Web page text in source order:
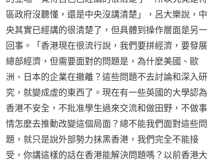
區政府沒聽懂，還是中央沒講清楚」，呂大樂說，中
央其實已經講的很清楚了，但具體到操作層面是另一
回事。「香港現在很流行說，我們要拼經濟，要發展
總部經濟，但需要面對的問題是，為什麼美國、歐
洲、日本的企業在撤離？這些問題不去討論和深入研
究，就變成虛的東西了。現在有一些英國的大學認為
香港不安全，不批准學生過來交流和做田野，不做事
情怎麼去推動改變這個局面？總不能我們面對這些問
題，就只是說外部勢力抹黑香港，我們完全不能接
受，你講這樣的話在香港能解決問題嗎？以前香港大